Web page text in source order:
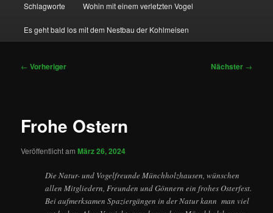
Schlagworte Wohin mit einem verletzten Vogel
Es geht bald los mit dem Nestbau der Kohlmeisen
Beitragsnavigation
← Vorheriger Nächster →
Frohe Ostern
Veröffentlicht amMärz 26, 2024
Die Natur- und Vogelfreunde Münchholzhausen, wünschen
allen Mitgliedern, Freunden und Gönnern ein frohes Osterfest.
Bei aufmerksamen Spaziergängen in der Natur kann man viel